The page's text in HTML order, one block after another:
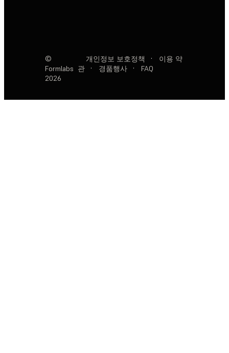
©
Formlabs
2026
개인정보 보호정책 ·
이용 약
관
· 경품행사 · FAQ